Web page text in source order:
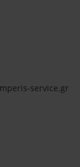
service.gr